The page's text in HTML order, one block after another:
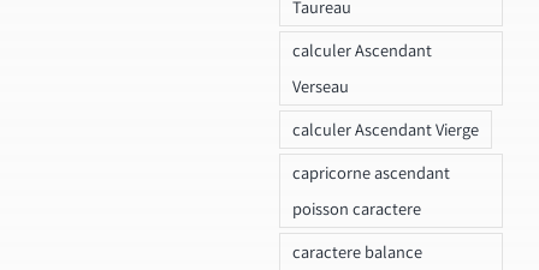
Taureau
calculer Ascendant
Verseau
calculer Ascendant Vierge
capricorne ascendant
poisson caractere
caractere balance